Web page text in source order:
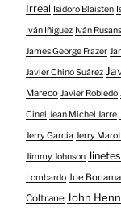
Irreal Isidoro Blaisten
Iván Iñiguez Iván
James George Frazer
Javier Chino Suárez
Mareco Javier Robledo
Cinel Jean Michel Jarre
Jerry Garcia Jerry
Jimmy Johnson
Lombardo Joe
Coltrane John